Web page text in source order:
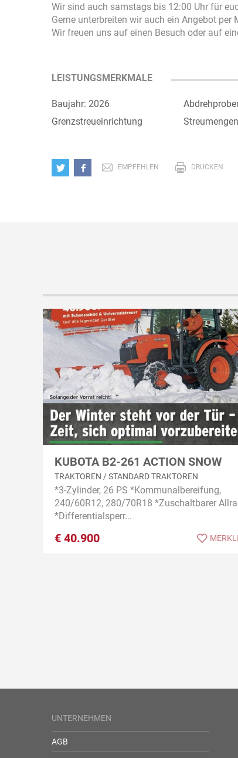
Wir sind auch samstags bis 12:00 Uhr für
Gerne unterbreiten wir auch ein Angebot per
Wir freuen uns auf einen Besuch oder auf
LEISTUNGSMERKMALE
Baujahr: 2026
Grenzstreueinrichtung
EMPFEHLEN DRUCKEN
KUBOTA B2-261 ACTION SNOW
TRAKTOREN / STANDARD TRAKTOREN
*3-Zylinder, 26 PS *Kommunalbereifung,
240/60R12, 280/70R18 *Zuschaltbarer
*Differentialsperr...
€ 40.900
UNTERNEHMEN
AGB